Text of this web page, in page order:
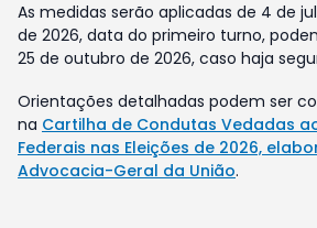
As medidas serão aplicadas de 4 de
de 2026, data do primeiro turno,
25 de outubro de 2026, caso haja
Orientações detalhadas podem ser
na Cartilha de Condutas Vedadas
Federais nas Eleições de 2026,
Advocacia-Geral da União.